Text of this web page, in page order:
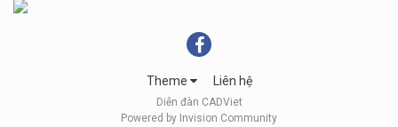
Theme Liên hệ
Diễn đàn CADViet
Powered by Invision Community